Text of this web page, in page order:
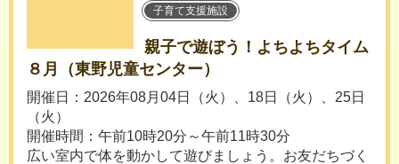
子育て支援施設
親子で遊ぼう！よちよちタイム
８月（東野児童センター）
開催日：2026年08月04日（火）、18日（火）、25日
（火）
開催時間：午前10時20分～午前11時30分
広い室内で体を動かして遊びましょう。お友だちづく